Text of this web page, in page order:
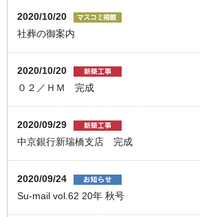
2020/10/20
社葬の御案内
2020/10/20
０２／ＨＭ 完成
2020/09/29
中京銀行新瑞橋支店 完成
2020/09/24
Su-mail vol.62 20年 秋号